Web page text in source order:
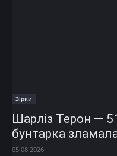
Зірки
Шарліз Терон —
бунтарка
05.08.2026